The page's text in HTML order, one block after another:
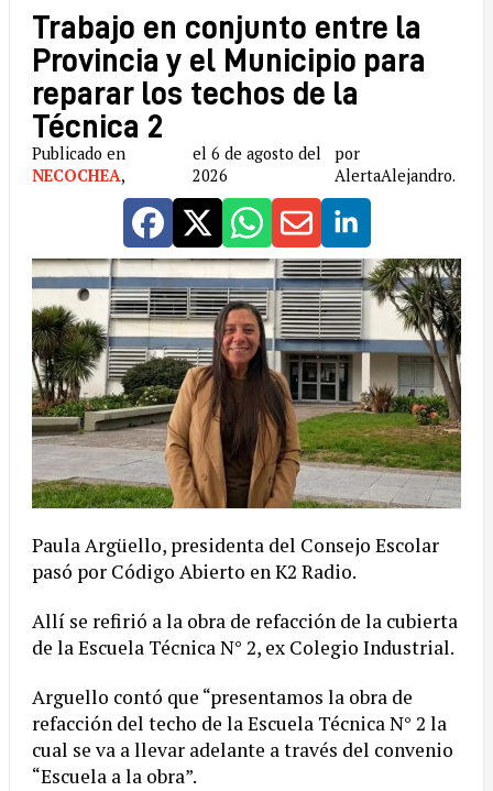
Trabajo en conjunto entre la
Provincia y el Municipio para
reparar los techos de la
Técnica 2
Publicado en
NECOCHEA,
el 6 de agosto del
2026
por
AlertaAlejandro.
Paula Argüello, presidenta del Consejo Escolar
pasó por Código Abierto en K2 Radio.
Allí se refirió a la obra de refacción de la cubierta
de la Escuela Técnica N° 2, ex Colegio Industrial.
Arguello contó que “presentamos la obra de
refacción del techo de la Escuela Técnica N° 2 la
cual se va a llevar adelante a través del convenio
“Escuela a la obra”.